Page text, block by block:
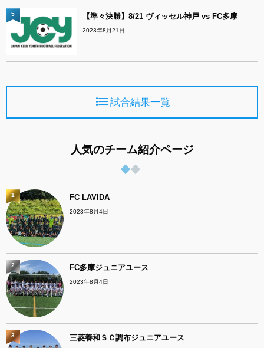
【準々決勝】8/21 ヴィッセル神戸 vs FC多摩
2023年8月21日
5
試合結果一覧
人気のチーム紹介ページ
FC LAVIDA
2023年8月4日
1
FC多摩ジュニアユース
2023年8月4日
2
三菱養和ＳＣ調布ジュニアユース
3